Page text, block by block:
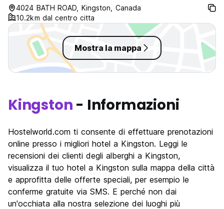
Saturday night
When I
website had
4024 BATH ROAD, Kingston, Canada
10.2km dal centro citta
Mostra la mappa
Kingston - Informazioni
Hostelworld.com ti consente di effettuare prenotazioni
online presso i migliori hotel a Kingston. Leggi le
recensioni dei clienti degli alberghi a Kingston,
visualizza il tuo hotel a Kingston sulla mappa della città
e approfitta delle offerte speciali, per esempio le
conferme gratuite via SMS. E perché non dai
un'occhiata alla nostra selezione dei luoghi più